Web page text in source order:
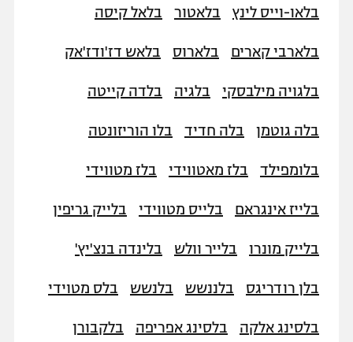
בלאו-וייס לינץ בלאטור בלאל קיסה
בלארבי קארים בלארוס בלאש דז'ודז'אק
בלגויה מילבסקי בלגיה בלדה קייטה
בלה גוטמן בלה חדיד בלו הוריזונטה
בלומפילד בלז מאטווידי בלז מטווידי
בלייז אינגראם בלייס מטווידי בלייק גריפין
בלייק מונרו בלייר וולש בלינדה בנצ'יץ'
בלן רודריגס בלננשש בלנשש בלס מטוידי
בלסינג אלקה בלסינג אפריפה בלקבורן